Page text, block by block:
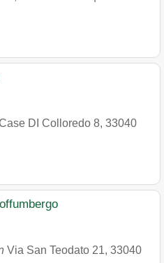
DI Colloredo 8, 33040
Via San Teodato 21, 33040